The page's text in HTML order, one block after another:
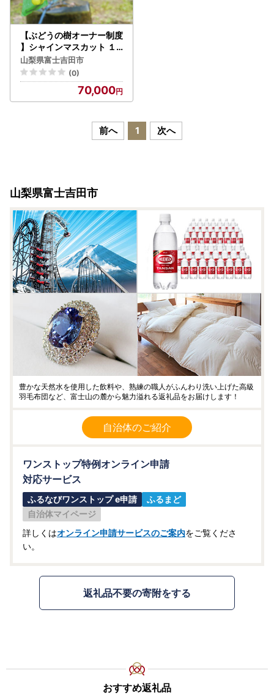
【ぶどうの樹オーナー制度
】シャインマスカット １
シーズンオーナープラン(
2022年植付け)5房保証付
き ぶどう 収穫 フルーツ狩
山梨県富士吉田市
(0)
70,000
前へ 1 次へ
山梨県富士吉田市
豊かな天然水を使用した飲料や、熟練の職人がふんわり洗い上げた高級
羽毛布団など、富士山の麓から魅力溢れる返礼品をお届けします！
自治体のご紹介
ワンストップ特例オンライン申請
対応サービス
ふるなびワンストップ e申請
ふるまど
自治体マイページ
詳しくはオンライン申請サービスのご案内をご覧くださ
い。
返礼品不要の寄附をする
おすすめ返礼品